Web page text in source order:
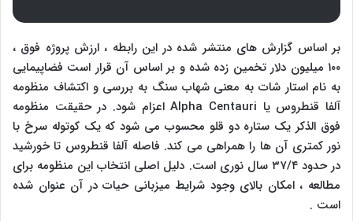
بر اساس گزارش های منتشر شده در این رابطه ، ارزش پروژه فوق ،
۱۰۰ میلیون دلار تخمین زده شده و بر اساس آن قرار است فضاپیمایی
به نام استار شات به معنی شهاب سنگ به بررسی و اکتشاف منظومه
آلفا قنطروس یا Alpha Centauriاعزام شود. در حقیقت منظومه
فوق الذکر یک ستاره دو قلو محسوب می شود که یک کوتوله سرخ با
نور کمتری آن ها را همراهی می کند. فاصله آلفا قنطروس تا خورشید
در حدود ۳۷/۴ سال نوری است. دلیل اصلی انتخاب این منظومه برای
مطالعه ، امکان بالای وجود شرایط میزبانی حیات در آن عنوان شده
است .